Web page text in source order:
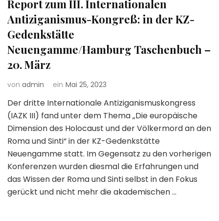
Report zum III. Internationalen
Antiziganismus-Kongreß: in der KZ-
Gedenkstätte
Neuengamme/Hamburg Taschenbuch –
20. März
von admin ein Mai 25, 2023
Der dritte Internationale Antiziganismuskongress
(IAZK III) fand unter dem Thema „Die europäische
Dimension des Holocaust und der Völkermord an den
Roma und Sinti“ in der KZ-Gedenkstätte
Neuengamme statt. Im Gegensatz zu den vorherigen
Konferenzen wurden diesmal die Erfahrungen und
das Wissen der Roma und Sinti selbst in den Fokus
gerückt und nicht mehr die akademischen …